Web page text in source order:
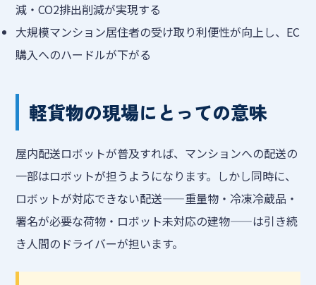
減・CO2排出削減が実現する
大規模マンション居住者の受け取り利便性が向上し、EC
購入へのハードルが下がる
軽貨物の現場にとっての意味
屋内配送ロボットが普及すれば、マンションへの配送の
一部はロボットが担うようになります。しかし同時に、
ロボットが対応できない配送——重量物・冷凍冷蔵品・
署名が必要な荷物・ロボット未対応の建物——は引き続
き人間のドライバーが担います。